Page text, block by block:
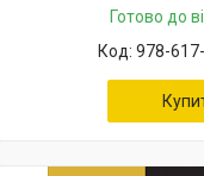
Готово до
978-